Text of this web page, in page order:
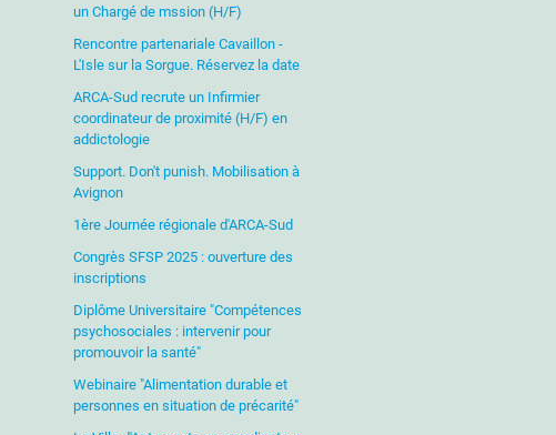
un Chargé de mssion (H/F)
Rencontre partenariale Cavaillon -
L'Isle sur la Sorgue. Réservez la date
ARCA-Sud recrute un Infirmier
coordinateur de proximité (H/F) en
addictologie
Support. Don't punish. Mobilisation à
Avignon
1ère Journée régionale d'ARCA-Sud
Congrès SFSP 2025 : ouverture des
inscriptions
Diplôme Universitaire "Compétences
psychosociales : intervenir pour
promouvoir la santé"
Webinaire "Alimentation durable et
personnes en situation de précarité"